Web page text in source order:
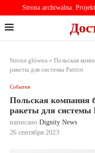
Strona archiwalna. Projekt
Strona główna »Польская
производить ракеты для
События
Польская
производить
написаноDignity News
26 сентября 2023